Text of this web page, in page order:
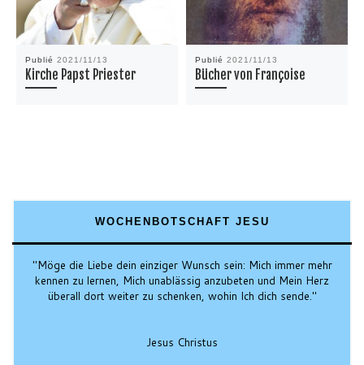
Publié2021/11/13
Kirche Papst Priester
Publié2021/11/13
Bücher von Françoise
WOCHENBOTSCHAFT JESU
"Möge die Liebe dein einziger Wunsch sein: Mich immer mehr
kennen zu lernen, Mich unablässig anzubeten und Mein Herz
überall dort weiter zu schenken, wohin Ich dich sende."
Jesus Christus